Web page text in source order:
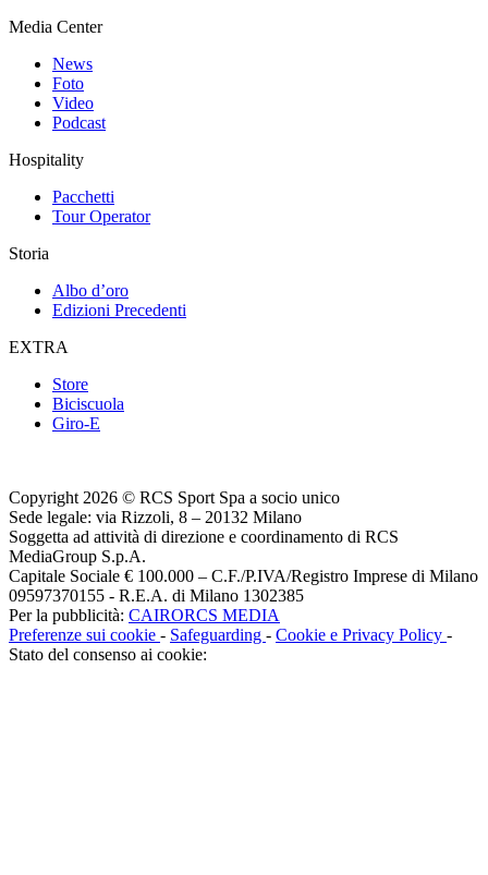
Media Center
News
Foto
Video
Podcast
Hospitality
Pacchetti
Tour Operator
Storia
Albo d’oro
Edizioni Precedenti
EXTRA
Store
Biciscuola
Giro-E
Copyright 2026 © RCS Sport Spa a socio unico
Sede legale: via Rizzoli, 8 – 20132 Milano
Soggetta ad attività di direzione e coordinamento di RCS
MediaGroup S.p.A.
Capitale Sociale € 100.000 – C.F./P.IVA/Registro Imprese di Milano
09597370155 - R.E.A. di Milano 1302385
Per la pubblicità: CAIRORCS MEDIA
Preferenze sui cookie - Safeguarding - Cookie e Privacy Policy -
Stato del consenso ai cookie: